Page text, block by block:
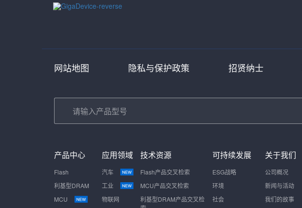
网站地图 隐私与保护政策 招贤纳士
产品中心
Flash
利基型DRAM
MCU
应用领域
汽车
工业
物联网
技术资源
Flash产品交叉检索
MCU产品交叉检索
利基型DRAM产品交叉检
可持续发展
ESG战略
环境
社会
关于我们
公司概况
新闻与活动
我们的故事